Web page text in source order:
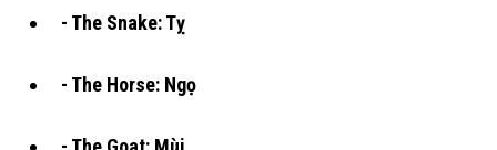
- The Snake: Tỵ
- The Horse: Ngọ